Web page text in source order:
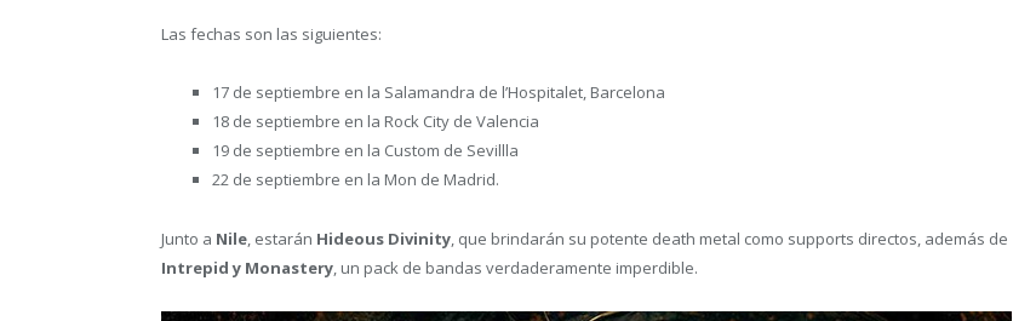
Las fechas son las siguientes:
17 de septiembre en la Salamandra de l’Hospitalet, Barcelona
18 de septiembre en la Rock City de Valencia
19 de septiembre en la Custom de Sevillla
22 de septiembre en la Mon de Madrid.
Junto a Nile , estarán Hideous Divinity , que brindarán su potente death metal como supports directos, además de
Intrepid y Monastery , un pack de bandas verdaderamente imperdible.